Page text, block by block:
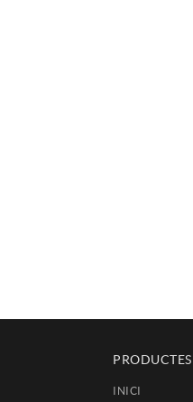
PRODUCTES
INICI